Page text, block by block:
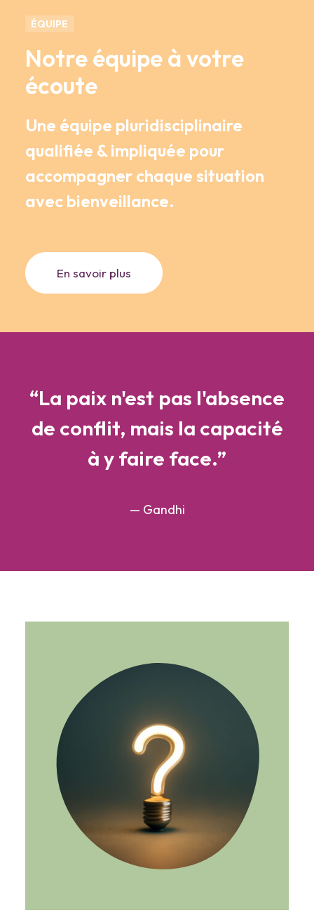
ÉQUIPE
Notre équipe à votre
écoute
Une équipe pluridisciplinaire
qualifiée & impliquée pour
accompagner chaque situation
avec bienveillance.
En savoir plus
“La paix n'est pas l'absence
de conflit, mais la capacité
à y faire face.”
— Gandhi